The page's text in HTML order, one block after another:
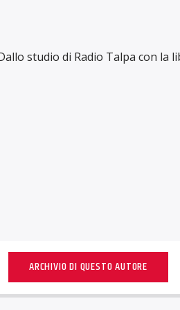
studio di Radio Talpa con la
ARCHIVIO DI QUESTO AUTORE